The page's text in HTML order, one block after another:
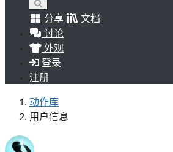
分享
文档
讨论
外观
登录
注册
动作库
用户信息